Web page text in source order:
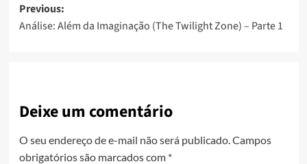
Previous:
Análise: Além da Imaginação (The Twilight Zone) – Parte 1
Deixe um comentário
O seu endereço de e-mail não será publicado. Campos
obrigatórios são marcados com *